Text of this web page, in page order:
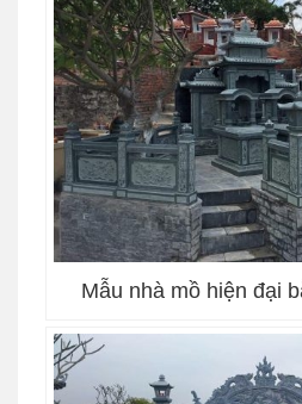
Mẫu nhà mồ hiện đại